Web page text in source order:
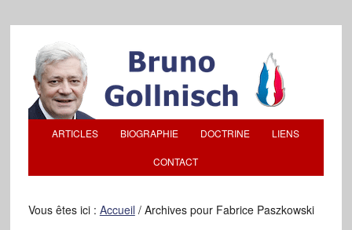
ARTICLES BIOGRAPHIE DOCTRINE LIENS
CONTACT
Vous êtes ici : Accueil /Archives pour Fabrice Paszkowski